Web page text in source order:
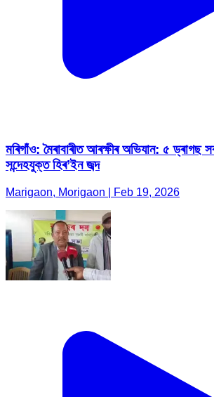
মৰিগাঁও: মৈৰাবাৰীত আৰক্ষীৰ অভিযান: ৫ ড্ৰাগছ
সন্দেহযুক্ত হিৰ’ইন জব্দ
Marigaon, Morigaon | Feb 19, 2026